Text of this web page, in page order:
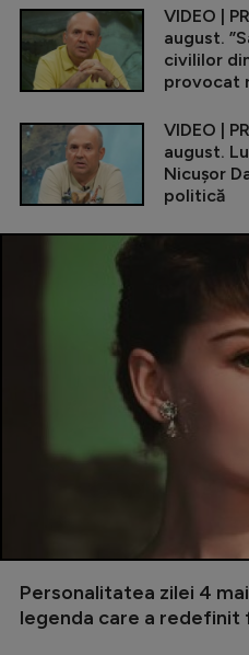
VIDEO |
august.
civililor
provocat
VIDEO |
august.
Nicușor
politică
Personalitatea zilei 4
legenda care a